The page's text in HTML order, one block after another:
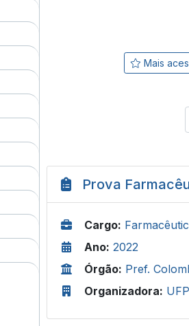
Mais
Prova
Cargo:
Ano: 2022
Órgão: Pref.
Organizadora: